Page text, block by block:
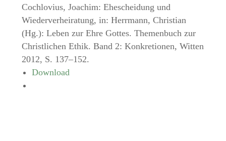
Cochlovius, Joachim: Ehescheidung und
Wiederverheiratung, in: Herrmann, Christian
(Hg.): Leben zur Ehre Gottes. Themenbuch zur
Christlichen Ethik. Band 2: Konkretionen, Witten
2012, S. 137–152.
Download